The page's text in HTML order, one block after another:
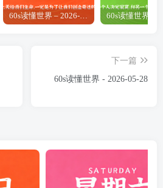
60s读懂世界 – 2026-06-28
下一篇
60s读懂世界 - 2026-05-28